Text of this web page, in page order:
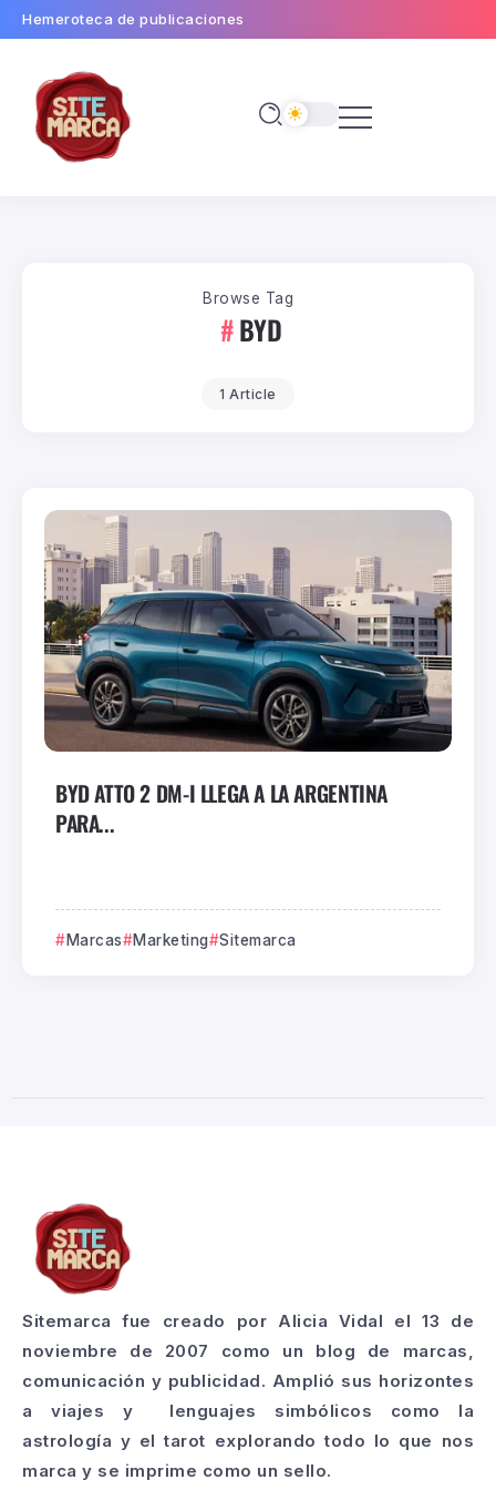
Hemeroteca de publicaciones
Browse Tag
BYD
1 Article
BYD ATTO 2 DM-I LLEGA A LA ARGENTINA
PARA...
Marcas Marketing Sitemarca
Sitemarca fue creado por Alicia Vidal el 13 de
noviembre de 2007 como un blog de marcas,
comunicación y publicidad. Amplió sus horizontes
a viajes y lenguajes simbólicos como la
astrología y el tarot explorando todo lo que nos
marca y se imprime como un sello.